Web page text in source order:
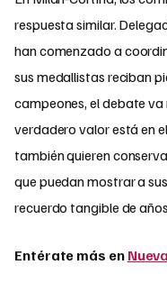
respuesta similar.
han comenzado a
sus medallistas reciban
campeones, el debate
verdadero valor está en
también quieren
que puedan mostrar a
recuerdo tangible de
Entérate más en